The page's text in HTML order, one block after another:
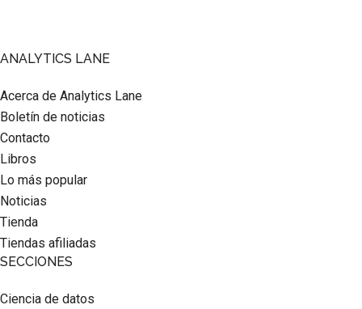
Footer
ANALYTICS LANE
Acerca de Analytics Lane
Boletín de noticias
Contacto
Libros
Lo más popular
Noticias
Tienda
Tiendas afiliadas
SECCIONES
Ciencia de datos